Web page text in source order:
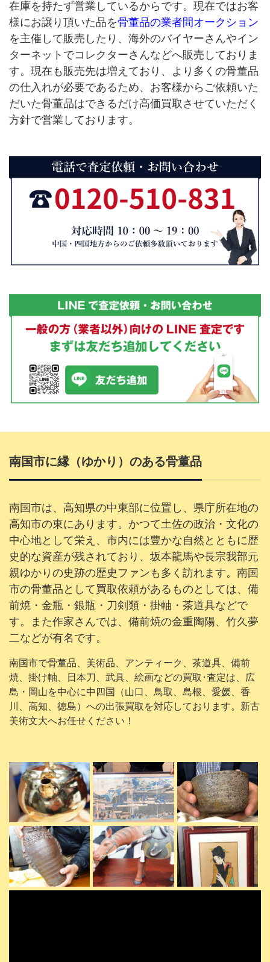
在庫を持たず営業しているからです。現在ではお客
様にお譲り頂いた品を骨董品の業者間オークション
を主催して販売したり、海外のバイヤーさんやイン
ターネットでコレクターさんなどへ販売しておりま
す。現在も販売先は増えており、より多くの骨董品
の仕入れが必要であるため、お客様からご依頼いた
だいた骨董品はできるだけ高価買取させていただく
方針で営業しております。
南国市に縁（ゆかり）のある骨董品
南国市は、高知県の中東部に位置し、県庁所在地の
高知市の東にあります。かつて土佐の政治・文化の
中心地として栄え、市内には豊かな自然とともに歴
史的な資産が残されており、坂本龍馬や長宗我部元
親ゆかりの史跡の歴史ファンも多く訪れます。南国
市の骨董品として買取依頼があるものとしては、備
前焼・金瓶・銀瓶・刀剣類・掛軸・茶道具などで
す。また作家さんでは、備前焼の金重陶陽、竹久夢
二などが有名です。
南国市で骨董品、美術品、アンティーク、茶道具、備前
焼、掛け軸、日本刀、武具、絵画などの買取･査定は、広
島・岡山を中心に中四国（山口、鳥取、島根、愛媛、香
川、高知、徳島）への出張買取を対応しております。新古
美術文大へお任せください！